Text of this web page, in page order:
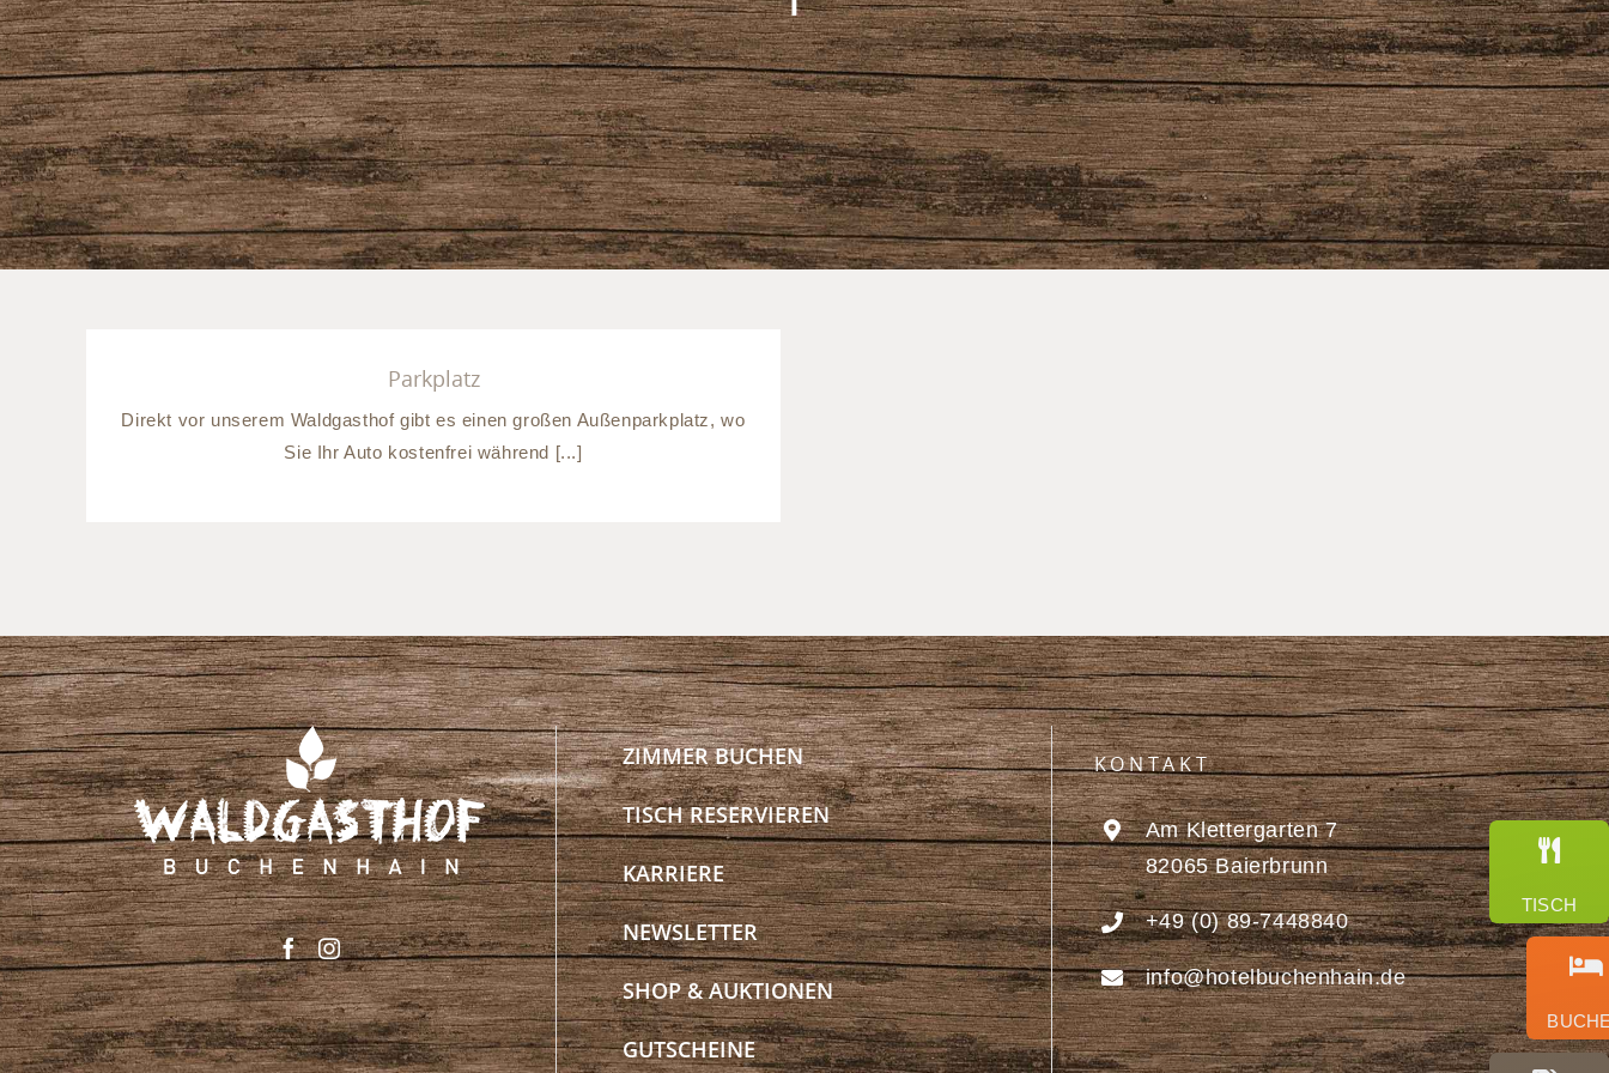
Parkplatz
Direkt vor unserem Waldgasthof gibt es einen großen Außenparkplatz, wo
Sie Ihr Auto kostenfrei während [...]
ZIMMER BUCHEN
TISCH RESERVIEREN
KARRIERE
NEWSLETTER
SHOP & AUKTIONEN
GUTSCHEINE
KONTAKT
Am Klettergarten 7
82065 Baierbrunn
+49 (0) 89-7448840
info@hotelbuchenhain.de
TISCH
BUCHEN